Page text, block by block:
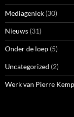
Mediageniek (30)
Nieuws (31)
Onder de loep (5)
Uncategorized (2)
Werk van Pierre Kemp